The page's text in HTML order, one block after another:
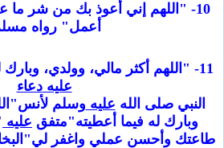
10- "اللهم إني أعوذ بك من شر
أعمل" رواه
11- "اللهم أكثر مالي، وولدي، وبارك لي فيما أعطيتني"يدل
عليهدعاء
النبي صلى الله عليه وسلم
وبارك له فيما أعطيته"متفق عليه
طاعتك وأحسن عملي واغفر